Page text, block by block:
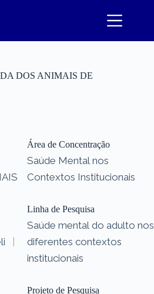
DOS ANIMAIS DE
|
Área de Concentração
Saúde Mental nos
Contextos Institucionais
Linha de Pesquisa
Saúde mental do adulto nos
diferentes contextos
institucionais
Projeto de Pesquisa